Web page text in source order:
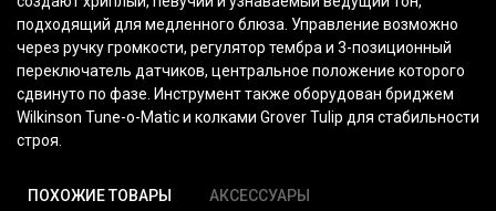
подходящий для медленного блюза. Управление возможно
через ручку громкости, регулятор тембра и 3-позиционный
переключатель датчиков, центральное положение которого
сдвинуто по фазе. Инструмент также оборудован бриджем
Wilkinson Tune-o-Matic и колками Grover Tulip для стабильности
строя.
ПОХОЖИЕ ТОВАРЫ АКСЕССУАРЫ